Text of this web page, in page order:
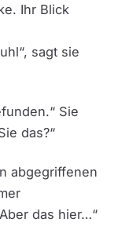
Ihr Blick
sagt sie
Sie
das?“
abgegriffenen
das hier…“